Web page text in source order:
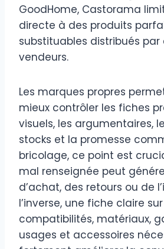
GoodHome, Castorama
directe à des produits
substituables distribués par
vendeurs.
Les marques propres
mieux contrôler les fiches
visuels, les argumentaires,
stocks et la promesse
bricolage, ce point est
mal renseignée peut
d’achat, des retours ou de
l’inverse, une fiche claire
compatibilités, matériaux,
usages et accessoires